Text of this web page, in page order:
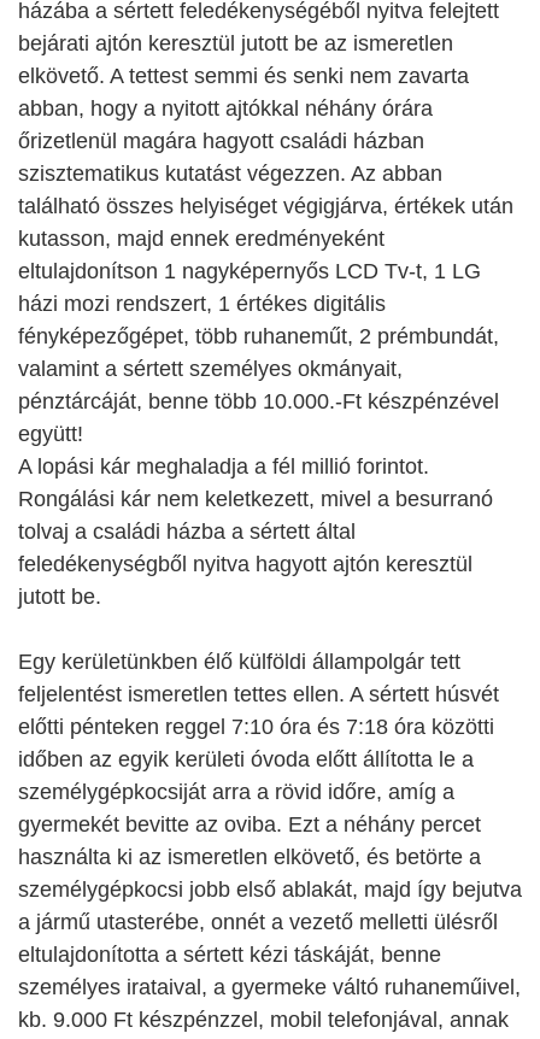
házába a sértett feledékenységéből nyitva felejtett
bejárati ajtón keresztül jutott be az ismeretlen
elkövető. A tettest semmi és senki nem zavarta
abban, hogy a nyitott ajtókkal néhány órára
őrizetlenül magára hagyott családi házban
szisztematikus kutatást végezzen. Az abban
található összes helyiséget végigjárva, értékek után
kutasson, majd ennek eredményeként
eltulajdonítson 1 nagyképernyős LCD Tv-t, 1 LG
házi mozi rendszert, 1 értékes digitális
fényképezőgépet, több ruhaneműt, 2 prémbundát,
valamint a sértett személyes okmányait,
pénztárcáját, benne több 10.000.-Ft készpénzével
együtt!
A lopási kár meghaladja a fél millió forintot.
Rongálási kár nem keletkezett, mivel a besurranó
tolvaj a családi házba a sértett által
feledékenységből nyitva hagyott ajtón keresztül
jutott be.
Egy kerületünkben élő külföldi állampolgár tett
feljelentést ismeretlen tettes ellen. A sértett húsvét
előtti pénteken reggel 7:10 óra és 7:18 óra közötti
időben az egyik kerületi óvoda előtt állította le a
személygépkocsiját arra a rövid időre, amíg a
gyermekét bevitte az oviba. Ezt a néhány percet
használta ki az ismeretlen elkövető, és betörte a
személygépkocsi jobb első ablakát, majd így bejutva
a jármű utasterébe, onnét a vezető melletti ülésről
eltulajdonította a sértett kézi táskáját, benne
személyes irataival, a gyermeke váltó ruhaneműivel,
kb. 9.000 Ft készpénzzel, mobil telefonjával, annak